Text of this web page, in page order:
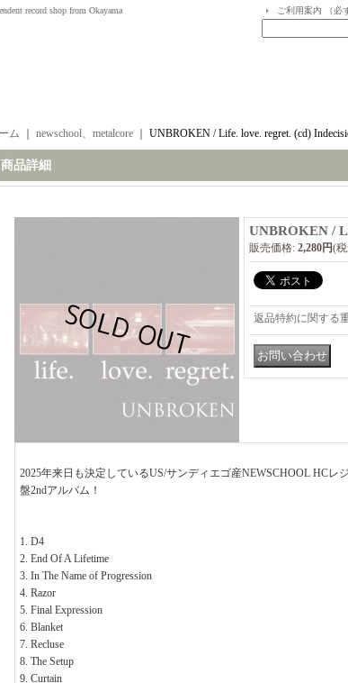
record shop from Okayama ご利用案内 （必
ム newschool、metalcore UNBROKEN / Life. love. regret. (cd)
商品詳細
UNBROKEN /
販売価格: 2,280円(
返品特約に関する
2025年来日も決定しているUS/サンディエゴ産NEWSCHOOL HCレ
盤2ndアルバム！
1. D4
2. End Of A Lifetime
3. In The Name of Progression
4. Razor
5. Final Expression
6. Blanket
7. Recluse
8. The Setup
9. Curtain